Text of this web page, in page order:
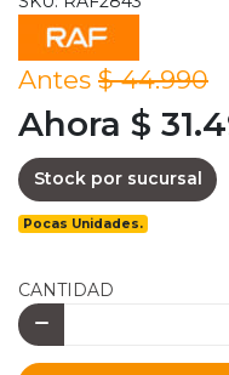
Antes $ 44.990
Ahora $
Stock por sucursal
Pocas Unidades.
CANTIDAD